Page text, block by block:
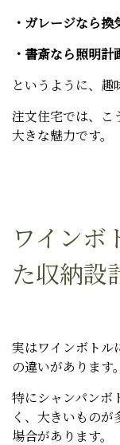
・ガレージなら換
・書斎なら照明計
というように、趣
注文住宅では、こ
大きな魅力です。
ワインボ
た収納設
実はワインボトル
の違いがあります。
特にシャンパンボ
く、大きいもの
場合があります。